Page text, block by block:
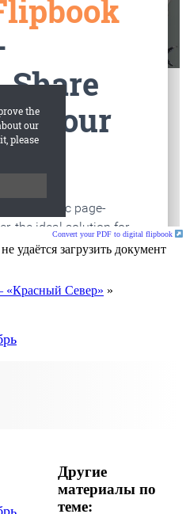
Convert your PDF to digital flipbook
удаётся загрузить документ
«Красный Север» »
Другие
материалы по
теме: